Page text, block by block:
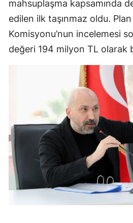
mahsuplaşma kapsamında
edilen ilk taşınmaz oldu.
Komisyonu’nun incelemesi
değeri 194 milyon TL olarak